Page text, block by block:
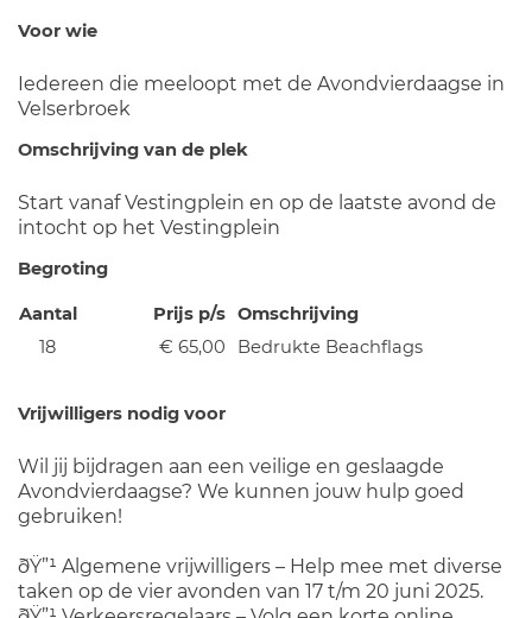
Voor wie
Iedereen die meeloopt met de Avondvierdaagse in
Velserbroek
Omschrijving van de plek
Start vanaf Vestingplein en op de laatste avond de
intocht op het Vestingplein
Begroting
Aantal Prijs p/s Omschrijving
18
€ 65,00 Bedrukte Beachflags
Vrijwilligers nodig voor
Wil jij bijdragen aan een veilige en geslaagde
Avondvierdaagse? We kunnen jouw hulp goed
gebruiken!
ðŸ”¹ Algemene vrijwilligers – Help mee met diverse
taken op de vier avonden van 17 t/m 20 juni 2025.